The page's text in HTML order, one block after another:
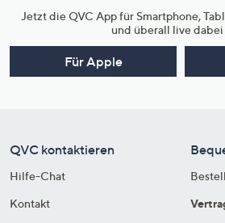
Jetzt die QVC App für Smartphone,
und überall live dabei
Für Apple
QVC kontaktieren
Hilfe-Chat
Kontakt